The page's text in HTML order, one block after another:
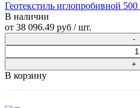
Геотекстиль иглопробивной
В наличии
от 38 096.49 руб / шт.
В корзину